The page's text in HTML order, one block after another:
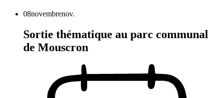
08novembrenov.
Sortie thématique au parc communal
de Mouscron